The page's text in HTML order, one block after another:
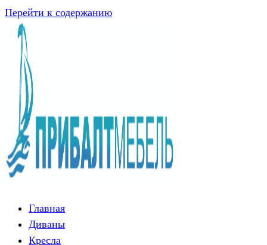
Перейти к содержанию
Главная
Диваны
Кресла